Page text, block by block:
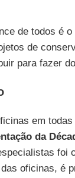
de todos é
de
para fazer
em
da
foi
oficinas, é